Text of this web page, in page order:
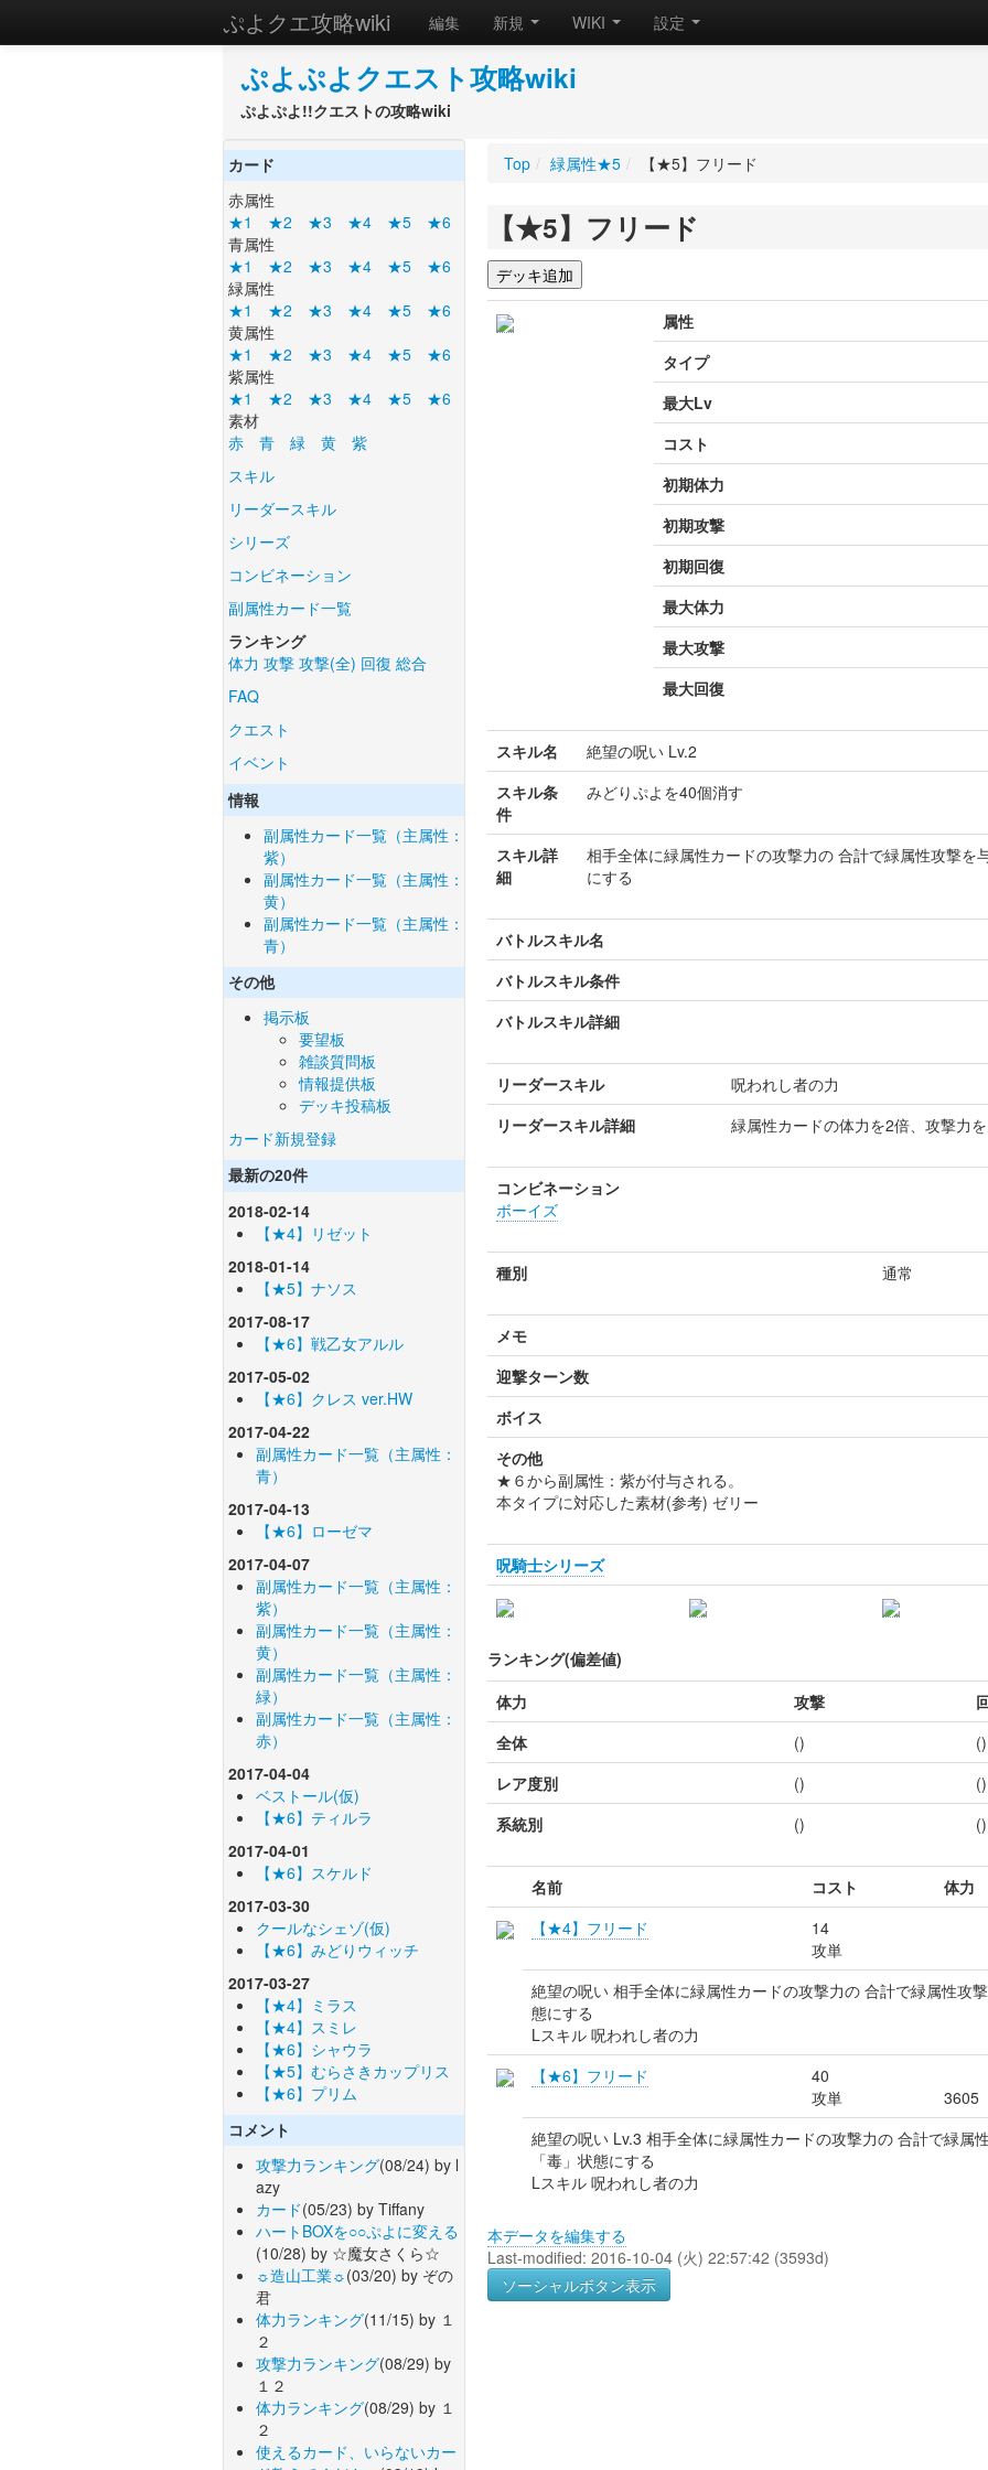
ぷよクエ攻略wiki 編集 新規 WIKI 設定
ぷよぷよクエスト攻略wiki
ぷよぷよ!!クエストの攻略wiki
カード
赤属性
★1
★2 ★3 ★4 ★5
★6
青属性
★1
★2 ★3 ★4 ★5
★6
緑属性
★1
★2 ★3 ★4 ★5
★6
黄属性
★1
★2 ★3 ★4 ★5
★6
紫属性
★1
★2 ★3 ★4 ★5
★6
素材
赤
青 緑 黄
紫
スキル
リーダースキル
シリーズ
コンビネーション
副属性カード一覧
ランキング
体力 攻撃 攻撃(全) 回復 総合
FAQ
クエスト
イベント
情報
副属性カード一覧（主属性：
紫）
副属性カード一覧（主属性：
黄）
副属性カード一覧（主属性：
青）
その他
掲示板
要望板
雑談質問板
情報提供板
デッキ投稿板
カード新規登録
最新の20件
2018-02-14
【★4】リゼット
2018-01-14
【★5】ナソス
2017-08-17
【★6】戦乙女アルル
2017-05-02
【★6】クレス ver.HW
2017-04-22
副属性カード一覧（主属性：
青）
2017-04-13
【★6】ローゼマ
2017-04-07
副属性カード一覧（主属性：
紫）
副属性カード一覧（主属性：
黄）
副属性カード一覧（主属性：
緑）
副属性カード一覧（主属性：
赤）
2017-04-04
ベストール(仮)
【★6】ティルラ
2017-04-01
【★6】スケルド
2017-03-30
クールなシェゾ(仮)
【★6】みどりウィッチ
2017-03-27
【★4】ミラス
【★4】スミレ
【★6】シャウラ
【★5】むらさきカップリス
【★6】プリム
コメント
攻撃力ランキング(08/24) by l
azy
カード(05/23) by Tiffany
ハートBOXを○○ぷよに変える
(10/28) by ☆魔女さくら☆
☼造山工業☼(03/20) by ぞの
君
体力ランキング(11/15) by １
２
攻撃力ランキング(08/29) by
１２
体力ランキング(08/29) by １
２
使えるカード、いらないカー
Top / 緑属性★5 / 【★5】フリード
【★5】フリード
属性
タイプ
最大Lv
コスト
初期体力
初期攻撃
初期回復
最大体力
最大攻撃
最大回復
スキル名
絶望の呪い Lv.2
スキル条
件
みどりぷよを40個消す
スキル詳
細
相手全体に緑属性カードの攻撃力の 合計で緑属性攻撃を
にする
バトルスキル名
バトルスキル条件
バトルスキル詳細
リーダースキル
呪われし者の力
リーダースキル詳細
緑属性カードの体力を2倍、攻撃力
コンビネーション
ボーイズ
種別 通常
メモ
迎撃ターン数
ボイス
その他
★６から副属性：紫が付与される。
本タイプに対応した素材(参考) ゼリー
呪騎士シリーズ
ランキング(偏差値)
体力
攻撃
全体
() ()
レア度別
() ()
系統別
() ()
名前 コスト 体力
【★4】フリード
14
攻単
絶望の呪い 相手全体に緑属性カードの攻撃力の 合計で緑属性攻
態にする
Lスキル 呪われし者の力
【★6】フリード
40
攻単
3605
絶望の呪い Lv.3 相手全体に緑属性カードの攻撃力の 合計で緑属
「毒」状態にする
Lスキル 呪われし者の力
本データを編集する
Last-modified: 2016-10-04 (火) 22:57:42 (3593d)
ソーシャルボタン表示